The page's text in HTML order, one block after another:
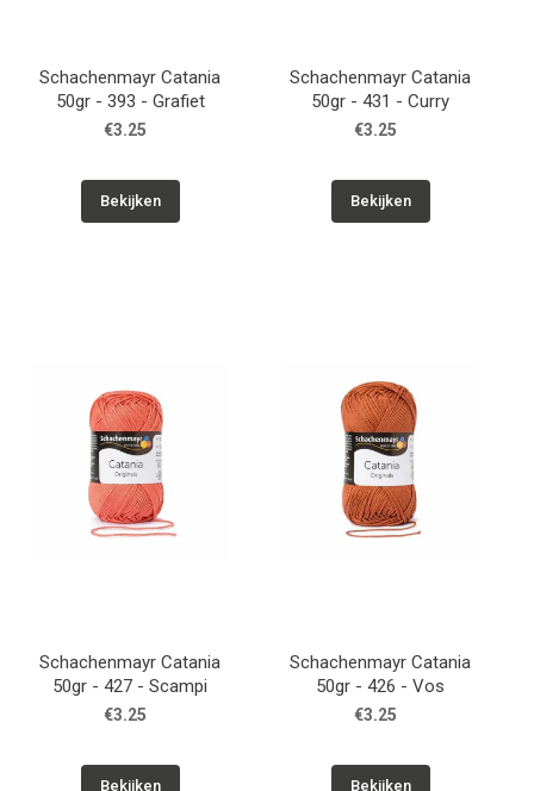
Schachenmayr Catania
50gr - 393 - Grafiet
€3.25
Bekijken
Schachenmayr Catania
50gr - 431 - Curry
€3.25
Bekijken
Schachenmayr Catania
50gr - 427 - Scampi
€3.25
Bekijken
Schachenmayr Catania
50gr - 426 - Vos
€3.25
Bekijken